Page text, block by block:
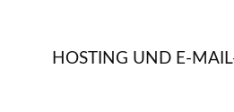
HOSTING UND E-